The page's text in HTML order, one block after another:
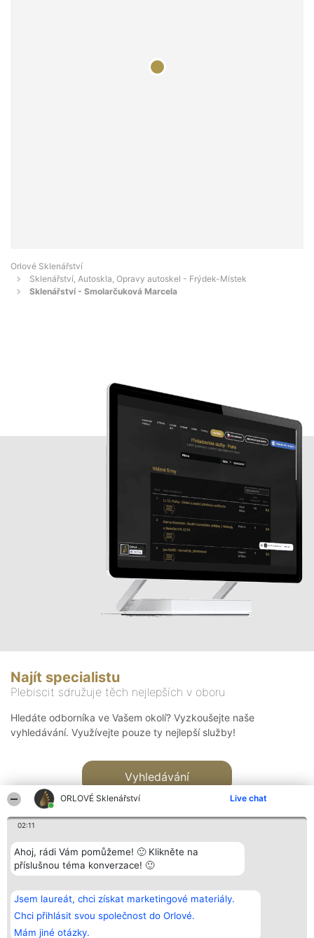
ORLOVÉ Sklenářství Live chat
02:11
Ahoj, rádi Vám pomůžeme! 🙂 Klikněte na
příslušnou téma konverzace! 🙂
Jsem laureát, chci získat marketingové materiály.
Chci přihlásit svou společnost do Orlové.
Mám jiné otázky.
Orlové Sklenářství
Sklenářství, Autoskla, Opravy autoskel - Frýdek-Místek
Sklenářství - Smolarčuková Marcela
Najít specialistu
Plebiscit sdružuje těch nejlepších v oboru
Hledáte odborníka ve Vašem okolí? Vyzkoušejte naše
vyhledávání. Využívejte pouze ty nejlepší služby!
Vyhledávání
Bright Side Solutions sp. z o.
o. sp. k.
ul. Ruska 22
Wrocław 50-079
KRS 0000749100 | Regon
Vítězové
Seznam všech
laureátů
Zásady
Kontakt